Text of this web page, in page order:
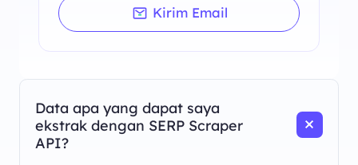
Kirim Email
Data apa yang dapat saya
ekstrak dengan SERP Scraper
API?